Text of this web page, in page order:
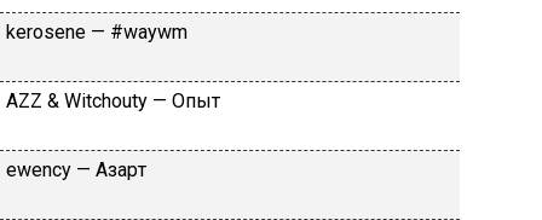
​kеrоsеnе — #wаywm
АZZ & Witсhоuty — Oпыт
​еwеnсy — Aзapт